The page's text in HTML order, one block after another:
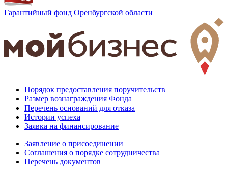
Гарантийный фонд Оренбургской области
Порядок предоставления поручительств
Размер вознаграждения Фонда
Перечень оснований для отказа
Истории успеха
Заявка на финансирование
Заявление о присоединении
Соглашения о порядке сотрудничества
Перечень документов